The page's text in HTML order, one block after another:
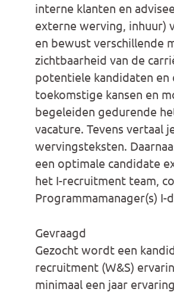
interne klanten en
externe werving, inhuur)
en bewust verschillende
zichtbaarheid van de
potentiele kandidaten
toekomstige kansen en
begeleiden gedurende
vacature. Tevens vertaal
wervingsteksten.
een optimale candidate
het I-recruitment team,
Programmamanager(s)
Gevraagd
Gezocht wordt een
recruitment (W&S)
minimaal een jaar